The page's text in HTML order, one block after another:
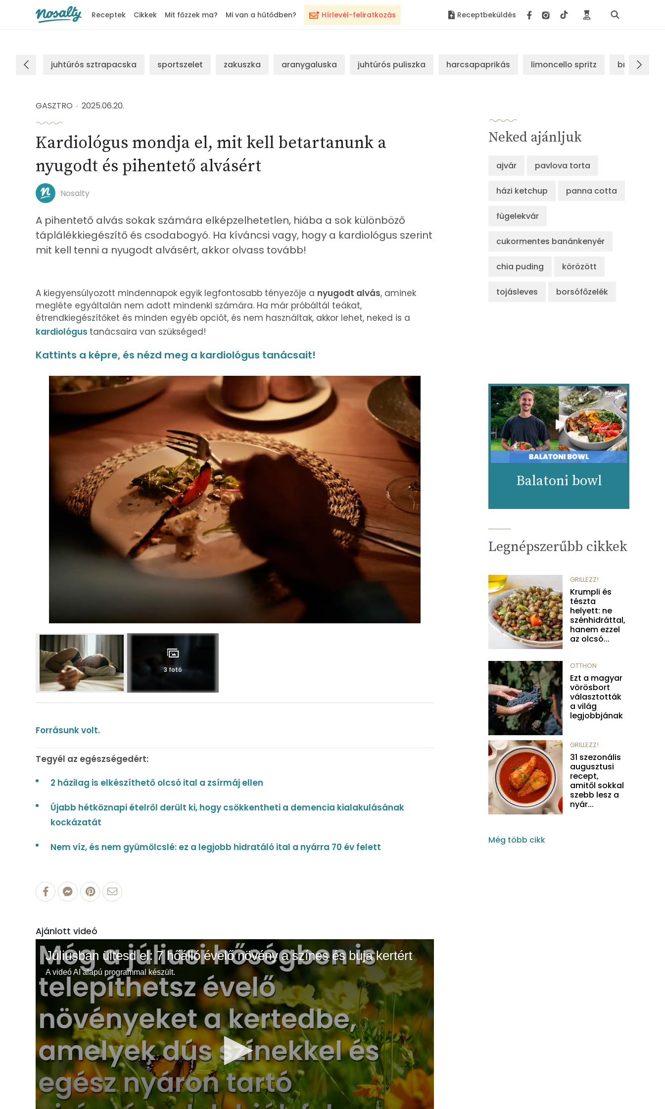
Hírlevél-feliratkozás
Receptek Cikkek Mit főzzek ma? Mi van a hűtődben? Receptbeküldés
juhtúrós sztrapacska sportszelet zakuszka aranygaluska juhtúrós puliszka harcsapaprikás limoncello spritz brassói
GASZTRO 2025.06.20.
Kardiológus mondja el, mit kell betartanunk a
nyugodt és pihentető alvásért
Nosalty
A pihentető alvás sokak számára elképzelhetetlen, hiába a sok különböző
táplálékkiegészítő és csodabogyó. Ha kíváncsi vagy, hogy a kardiológus szerint
mit kell tenni a nyugodt alvásért, akkor olvass tovább!
A kiegyensúlyozott mindennapok egyik legfontosabb tényezője a nyugodt alvás, aminek
megléte egyáltalán nem adott mindenki számára. Ha már próbáltál teákat,
étrendkiegészítőket és minden egyéb opciót, és nem használtak, akkor lehet, neked is a
kardiológus tanácsaira van szükséged!
Kattints a képre, és nézd meg a kardiológus tanácsait!
3 fotó
Forrásunk volt.
Tegyél az egészségedért:
2 házilag is elkészíthető olcsó ital a zsírmáj ellen
Újabb hétköznapi ételről derült ki, hogy csökkentheti a demencia kialakulásának
kockázatát
Nem víz, és nem gyümölcslé: ez a legjobb hidratáló ital a nyárra 70 év felett
Ajánlott videó
Júliusban ültesd el: 7 hőálló évelő növény a színes és buja kertért
A videó AI alapú programmal készült.
Neked ajánljuk
ajvár pavlova torta
házi ketchup panna cotta
fügelekvár
cukormentes banánkenyér
chia puding körözött
tojásleves borsófőzelék
Balatoni bowl
Legnépszerűbb cikkek
GRILLEZZ!
Krumpli és
tészta
helyett: ne
szénhidráttal,
hanem ezzel
az olcsó...
OTTHON
Ezt a magyar
vörösbort
választották
a világ
legjobbjának
GRILLEZZ!
31 szezonális
augusztusi
recept,
amitől sokkal
szebb lesz a
nyár...
Még több cikk